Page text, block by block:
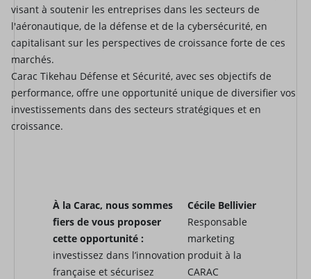
visant à soutenir les entreprises dans les secteurs de
l'aéronautique, de la défense et de la cybersécurité, en
capitalisant sur les perspectives de croissance forte de ces
marchés.
Carac Tikehau Défense et Sécurité, avec ses objectifs de
performance, offre une opportunité unique de diversifier vos
investissements dans des secteurs stratégiques et en
croissance.
À la Carac, nous sommes
fiers de vous proposer
cette opportunité :
investissez dans l’innovation
française et sécurisez
Cécile Bellivier
Responsable
marketing
produit à la
CARAC